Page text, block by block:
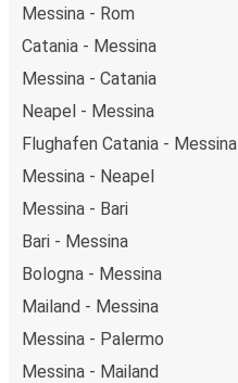
Messina - Rom
Catania - Messina
Messina - Catania
Neapel - Messina
Flughafen Catania - Messina
Messina - Neapel
Messina - Bari
Bari - Messina
Bologna - Messina
Mailand - Messina
Messina - Palermo
Messina - Mailand